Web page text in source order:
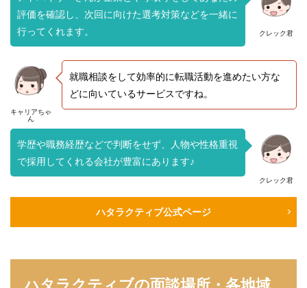
クレック君
評価を確認し、次回に向けた選考対策などを一緒に
行ってくれます。
キャリアちゃ
ん
就職相談をして効率的に転職活動を進めたい方な
どに向いているサービスですね。
クレック君
学歴や職務経歴などで判断をせず、人物や性格重視
で採用してくれる会社が豊富にあります♪
ハタラクティブ公式ページ
ハタラクティブの面談場所・各地域